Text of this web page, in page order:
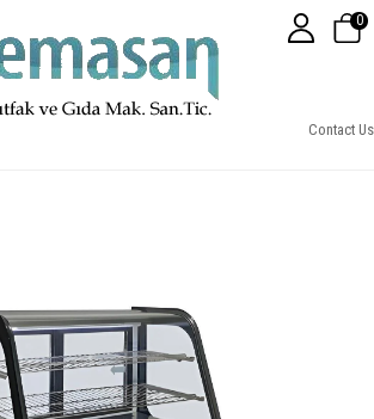
Contact Us
0
Set Üstü Teşhir Ünitesi, Isıtmalı (120 cm)